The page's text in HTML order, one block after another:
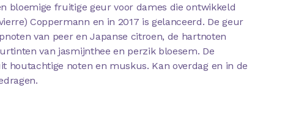
bloemige fruitige geur voor dames die ontwikkeld
Coppermann en in 2017 is gelanceerd. De geur
van peer en Japanse citroen, de hartnoten
van jasmijnthee en perzik bloesem. De
houtachtige noten en muskus. Kan overdag en in de